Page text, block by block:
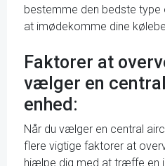
bestemme den bedste
at imødekomme dine
Faktorer at
vælger en
enhed:
Når du vælger en central
flere vigtige faktorer at
hjælpe dig med at træffe en